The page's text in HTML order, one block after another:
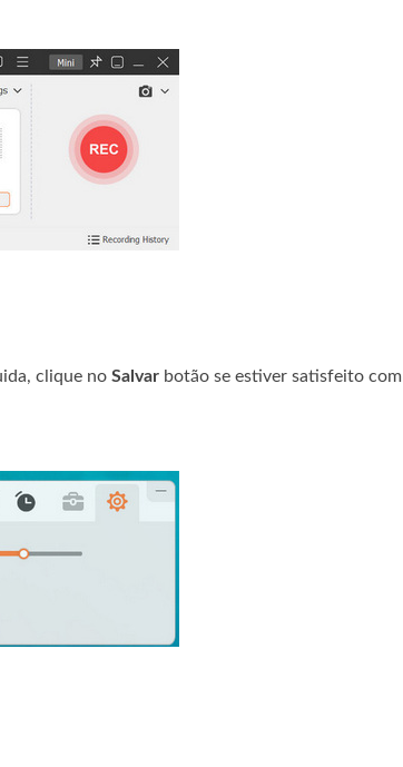
clique no Salvar botão se estiver satisfeito com